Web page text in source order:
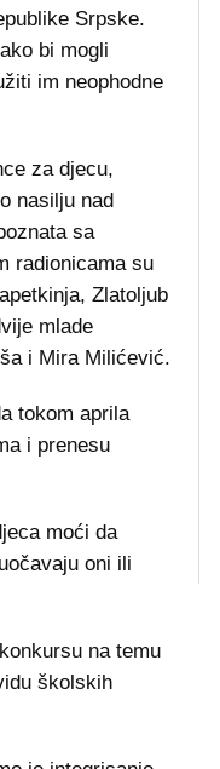
Srpske.
bi mogli
im neophodne
za djecu,
nasilju nad
sa
radionicama su
Zlatoljub
mlade
i Mira Milićević.
tokom aprila
i prenesu
moći da
oni ili
na temu
školskih